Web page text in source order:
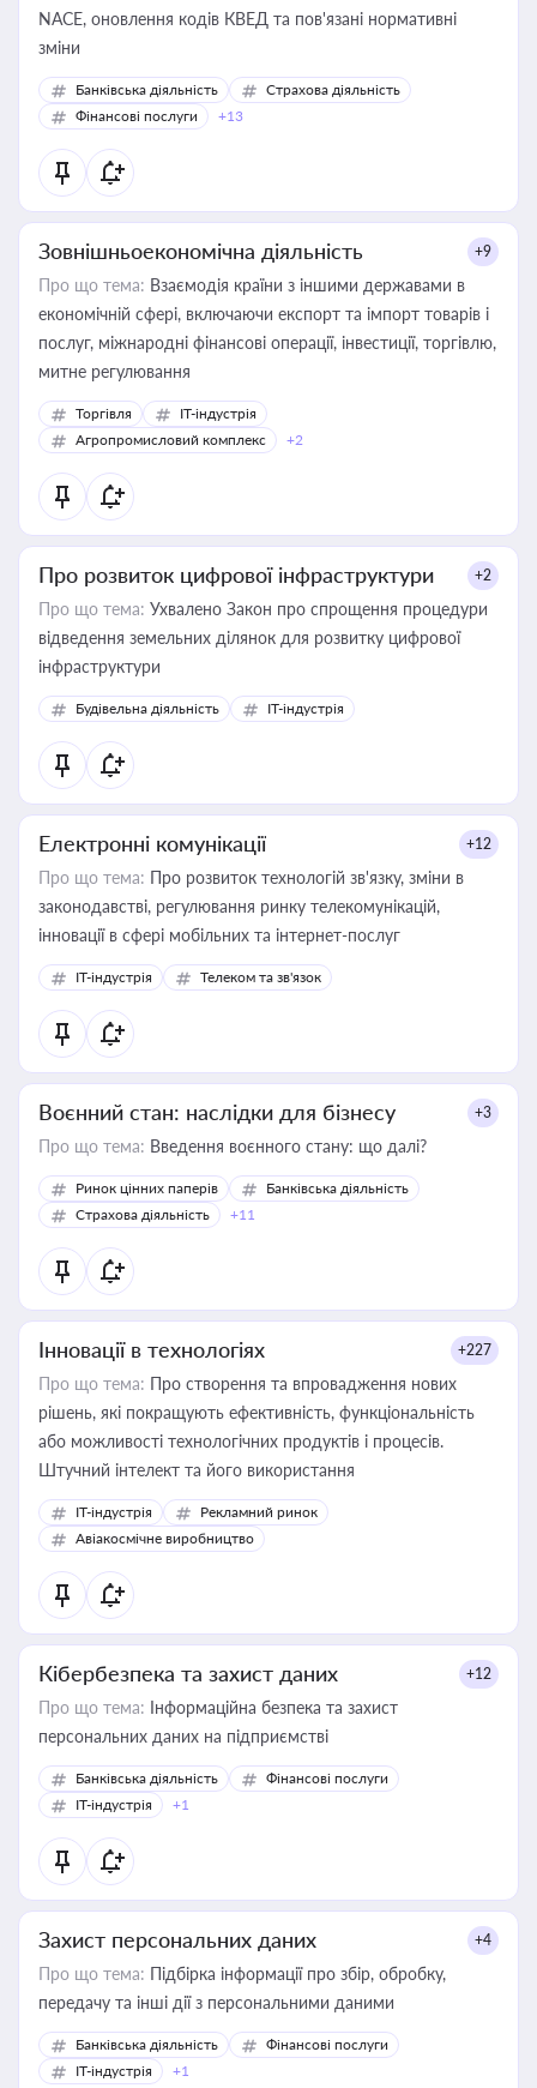
NACE, оновлення кодів КВЕД та пов'язані нормативні
зміни
Банківська діяльність
Страхова діяльність
Фінансові послуги
+13
Зовнішньоекономічна діяльність +9
Про що тема: Взаємодія країни з іншими державами в
економічній сфері, включаючи експорт та імпорт товарів і
послуг, міжнародні фінансові операції, інвестиції, торгівлю,
митне регулювання
Торгівля
IT-індустрія
Агропромисловий комплекс
+2
Про розвиток цифрової інфраструктури +2
Про що тема: Ухвалено Закон про спрощення процедури
відведення земельних ділянок для розвитку цифрової
інфраструктури
Будівельна діяльність IT-індустрія
Електронні комунікації +12
Про що тема: Про розвиток технологій зв'язку, зміни в
законодавстві, регулювання ринку телекомунікацій,
інновації в сфері мобільних та інтернет-послуг
IT-індустрія Телеком та зв'язок
Воєнний стан: наслідки для бізнесу +3
Про що тема: Введення воєнного стану: що далі?
Ринок цінних паперів
Банківська діяльність
Страхова діяльність
+11
Інновації в технологіях +227
Про що тема: Про створення та впровадження нових
рішень, які покращують ефективність, функціональність
або можливості технологічних продуктів і процесів.
Штучний інтелект та його використання
IT-індустрія
Рекламний ринок
Авіакосмічне виробництво
Кібербезпека та захист даних +12
Про що тема: Інформаційна безпека та захист
персональних даних на підприємстві
Банківська діяльність
Фінансові послуги
IT-індустрія
+1
Захист персональних даних +4
Про що тема: Підбірка інформації про збір, обробку,
передачу та інші дії з персональними даними
Банківська діяльність
Фінансові послуги
IT-індустрія
+1